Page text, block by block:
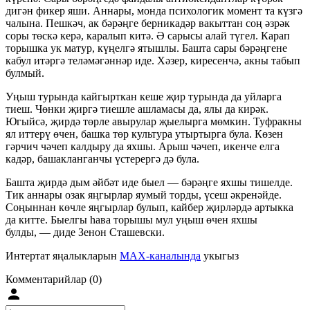
дигән фикер яши. Аннары, монда психологик момент та күзгә
чалына. Пешкәч, ак бәрәңге берникадәр вакыттан соң әзрәк
соры төскә керә, каралып китә. Ә сарысы алай түгел. Карап
торышка ук матур, күңелгә ятышлы. Башта сары бәрәңгене
кабул итәргә теләмәгәннәр иде. Хәзер, киресенчә, акны табып
булмый.
Уңыш турында кайгырткан кеше җир турында да уйларга
тиеш. Чөнки җиргә тиешле ашламасы да, ялы да кирәк.
Югыйсә, җирдә төрле авырулар җыелырга мөмкин. Туфракны
ял иттерү өчен, башка төр культура утыртырга була. Көзен
гәрчич чәчеп калдыру да яхшы. Арыш чәчеп, икенче елга
кадәр, башакланганчы үстерергә дә була.
Башта җирдә дым әйбәт иде быел — бәрәңге яхшы тишелде.
Тик аннары озак яңгырлар яумый торды, үсеш әкренәйде.
Соңыннан көчле яңгырлар булып, кайбер җирләрдә артыкка
да китте. Быелгы һава торышы мул уңыш өчен яхшы
булды, — диде Зенон Сташевски.
Интертат яңалыкларын MAX-каналында укыгыз
Комментарийлар (0)